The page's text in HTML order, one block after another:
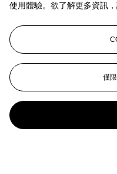
The Fish
Alejandro Obregón
Recuerdo de Trenton
Alejandro Obregón
Untitled
Alejandro Obregón
使用體驗。欲了解更多資訊
僅